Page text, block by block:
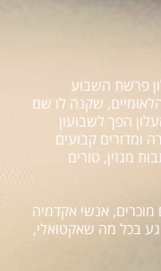
הוקם עלון פרשת השבוע
שקנה לו שם
הפך לשבועון
ומדורים קבועים
מגזין, טורים
מוכרים, אנשי אקדמיה
בכל מה שאקטואלי,